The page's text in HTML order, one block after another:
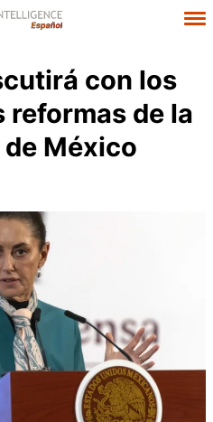
con los
reformas de la
México